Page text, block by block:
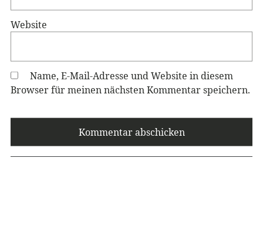
Website
Name, E-Mail-Adresse und Website in diesem
Browser für meinen nächsten Kommentar speichern.